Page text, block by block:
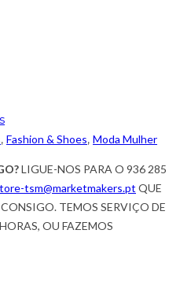
, Fashion & Shoes, Moda Mulher
LIGUE-NOS PARA O 936 285
tsm@marketmakers.pt QUE
TEMOS SERVIÇO DE
OU FAZEMOS